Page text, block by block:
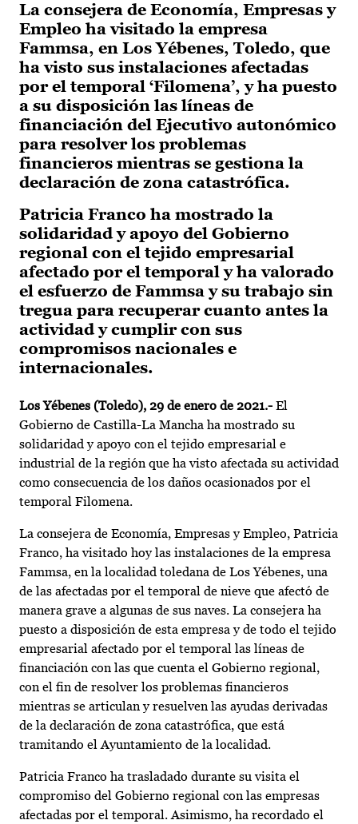
La consejera de Economía, Empresas y
Empleo ha visitado la empresa
Fammsa, en Los Yébenes, Toledo, que
ha visto sus instalaciones afectadas
por el temporal ‘Filomena’, y ha puesto
a su disposición las líneas de
financiación del Ejecutivo autonómico
para resolver los problemas
financieros mientras se gestiona la
declaración de zona catastrófica.
Patricia Franco ha mostrado la
solidaridad y apoyo del Gobierno
regional con el tejido empresarial
afectado por el temporal y ha valorado
el esfuerzo de Fammsa y su trabajo sin
tregua para recuperar cuanto antes la
actividad y cumplir con sus
compromisos nacionales e
internacionales.
Los Yébenes (Toledo), 29 de enero de 2021.- El
Gobierno de Castilla-La Mancha ha mostrado su
solidaridad y apoyo con el tejido empresarial e
industrial de la región que ha visto afectada su actividad
como consecuencia de los daños ocasionados por el
temporal Filomena.
La consejera de Economía, Empresas y Empleo, Patricia
Franco, ha visitado hoy las instalaciones de la empresa
Fammsa, en la localidad toledana de Los Yébenes, una
de las afectadas por el temporal de nieve que afectó de
manera grave a algunas de sus naves. La consejera ha
puesto a disposición de esta empresa y de todo el tejido
empresarial afectado por el temporal las líneas de
financiación con las que cuenta el Gobierno regional,
con el fin de resolver los problemas financieros
mientras se articulan y resuelven las ayudas derivadas
de la declaración de zona catastrófica, que está
tramitando el Ayuntamiento de la localidad.
Patricia Franco ha trasladado durante su visita el
compromiso del Gobierno regional con las empresas
afectadas por el temporal. Asimismo, ha recordado el